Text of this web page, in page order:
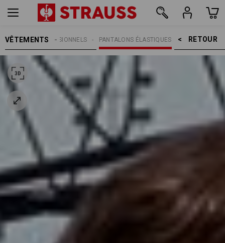
VÊTEMENTS RETOUR    >
PANTALONS ÉLASTIQUES
PROFESSIONNELS